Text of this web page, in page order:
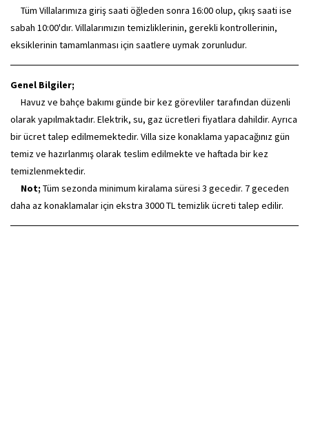
Tüm Villalarımıza giriş saati öğleden sonra 16:00 olup, çıkış saati ise
sabah 10:00'dır. Villalarımızın temizliklerinin, gerekli kontrollerinin,
eksiklerinin tamamlanması için saatlere uymak zorunludur.
Genel Bilgiler;
Havuz ve bahçe bakımı günde bir kez görevliler tarafından düzenli
olarak yapılmaktadır. Elektrik, su, gaz ücretleri fiyatlara dahildir. Ayrıca
bir ücret talep edilmemektedir. Villa size konaklama yapacağınız gün
temiz ve hazırlanmış olarak teslim edilmekte ve haftada bir kez
temizlenmektedir.
Not; Tüm sezonda minimum kiralama süresi 3 gecedir. 7 geceden
daha az konaklamalar için ekstra 3000 TL temizlik ücreti talep edilir.